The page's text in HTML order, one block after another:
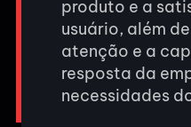
produto e a
usuário, além
atenção e a
resposta da
necessidades